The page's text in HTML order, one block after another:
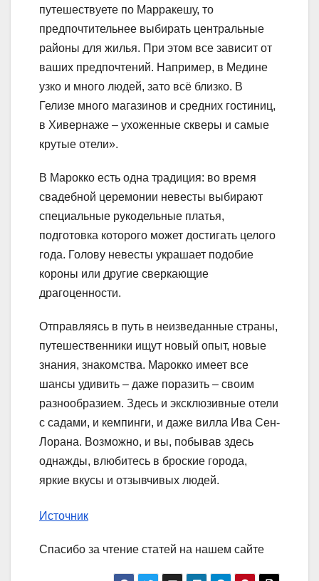
путешествуете по Марракешу, то
предпочтительнее выбирать центральные
районы для жилья. При этом все зависит от
ваших предпочтений. Например, в Медине
узко и много людей, зато всё близко. В
Гелизе много магазинов и средних гостиниц,
в Хивернаже – ухоженные скверы и самые
крутые отели».
В Марокко есть одна традиция: во время
свадебной церемонии невесты выбирают
специальные рукодельные платья,
подготовка которого может достигать целого
года. Голову невесты украшает подобие
короны или другие сверкающие
драгоценности.
Отправляясь в путь в неизведанные страны,
путешественники ищут новый опыт, новые
знания, знакомства. Марокко имеет все
шансы удивить – даже поразить – своим
разнообразием. Здесь и эксклюзивные отели
с садами, и кемпинги, и даже вилла Ива Сен-
Лорана. Возможно, и вы, побывав здесь
однажды, влюбитесь в броские города,
яркие вкусы и отзывчивых людей.
Источник
Спасибо за чтение статей на нашем сайте